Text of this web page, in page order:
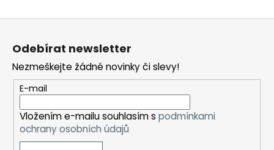
Odebírat newsletter
Nezmeškejte žádné novinky či slevy!
E-mail
Vložením e-mailu souhlasím s podmínkami
ochrany osobních údajů